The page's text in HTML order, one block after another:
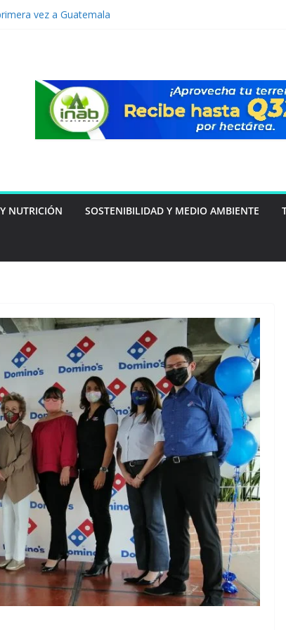
vez a Guatemala
las familias guatemaltecas
seguridad
puede estar intentando decirte
de lavado: Guatemala apuesta por
competitiva
NUTRICIÓN SOSTENIBILIDAD Y MEDIO AMBIENTE
EMPRESARIAL TECNOLOGÍA
La infraestructura
prediseñada de
Vertiv™360AI para
computación de alto
rendimiento se
presentará durante el